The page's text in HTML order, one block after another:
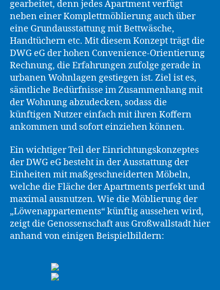
gearbeitet, denn jedes Apartment verfügt
neben einer Komplettmöblierung auch über
eine Grundausstattung mit Bettwäsche,
Handtüchern etc. Mit diesem Konzept trägt die
DWG eG der hohen Convenience-Orientierung
Rechnung, die Erfahrungen zufolge gerade in
urbanen Wohnlagen gestiegen ist. Ziel ist es,
sämtliche Bedürfnisse im Zusammenhang mit
der Wohnung abzudecken, sodass die
künftigen Nutzer einfach mit ihren Koffern
ankommen und sofort einziehen können.
Ein wichtiger Teil der Einrichtungskonzeptes
der DWG eG besteht in der Ausstattung der
Einheiten mit maßgeschneiderten Möbeln,
welche die Fläche der Apartments perfekt und
maximal ausnutzen. Wie die Möblierung der
„Löwenappartements“ künftig aussehen wird,
zeigt die Genossenschaft aus Großwallstadt hier
anhand von einigen Beispielbildern: